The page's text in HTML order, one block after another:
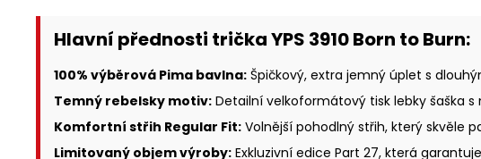
Hlavní přednosti trička YPS 3910 Born to Burn:
100% výběrová Pima bavlna: Špičkový, extra jemný úplet s
Temný rebelsky motiv: Detailní velkoformátový tisk lebky šaška
Komfortní střih Regular Fit: Volnější pohodlný střih, který skvěle
Limitovaný objem výroby: Exkluzivní edice Part 27, která